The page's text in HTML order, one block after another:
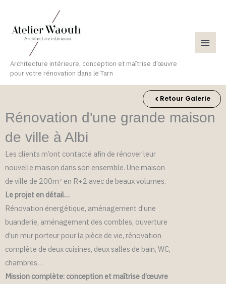
contenu
Architecture intérieure, conception et maîtrise d’œuvre
pour votre rénovation dans le Tarn
Retour Galerie
Rénovation d'une grande maison
de ville à Albi
Les clients m’ont contacté afin de rénover leur
nouvelle maison dans son ensemble. Une maison
de ville de 200m² en R+2 avec de beaux volumes.
Le projet en détail…
Rénovation énergétique, aménagement d’une
buanderie, aménagement des combles, ouverture
d’un mur porteur pour la pièce de vie, rénovation
complète de deux cuisines, deux salles de bain, WC,
chambres…
Mission complète: conception et maîtrise d’œuvre